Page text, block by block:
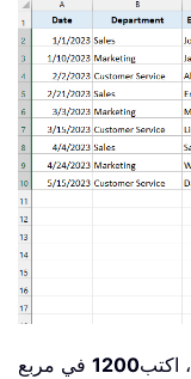
، اكتب1200 في مربع